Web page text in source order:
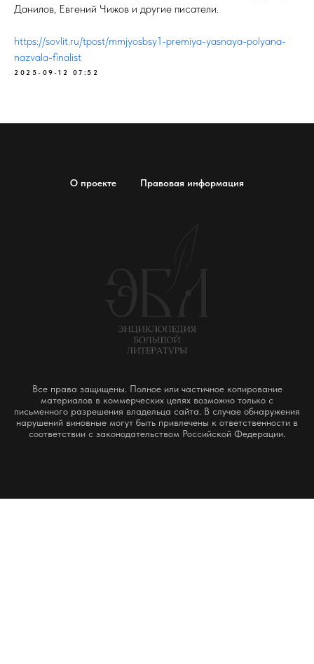
Данилов, Евгений Чижов и другие писатели.
https://sovlit.ru/tpost/mmjyosbsy1-premiya-yasnaya-polyana-
nazvala-finalist
2025-09-12 07:52
О проекте Правовая информация
Все права защищены. Полное или частичное копирование
материалов в коммерческих целях возможно только с
письменного разрешения владельца сайта. В случае обнаружения
нарушений виновные могут быть привлечены к ответственности в
соответствии с законодательством Российской Федерации.